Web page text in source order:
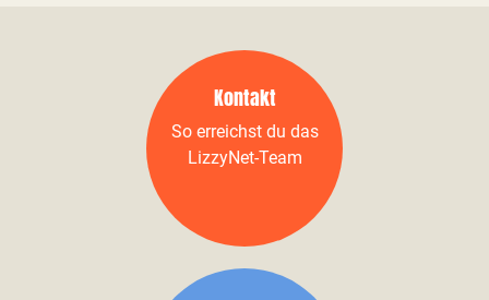
Kontakt
So erreichst du das
LizzyNet-Team